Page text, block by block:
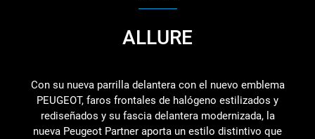
ALLURE
Con su nueva parrilla delantera con el nuevo emblema
PEUGEOT, faros frontales de halógeno estilizados y
rediseñados y su fascia delantera modernizada, la
nueva Peugeot Partner aporta un estilo distintivo que